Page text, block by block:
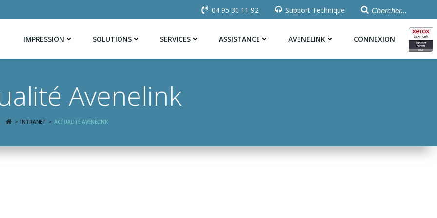
04 95 30 11 92 Support Technique
IMPRESSION SOLUTIONS SERVICES ASSISTANCE AVENELINK CONNEXION
Avenelink
INTRANET ACTUALITÉ AVENELINK